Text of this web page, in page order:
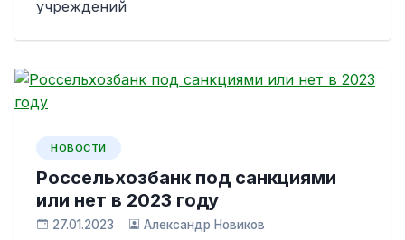
учреждений
НОВОСТИ
Россельхозбанк под санкциями
или нет в 2023 году
27.01.2023 Александр Новиков